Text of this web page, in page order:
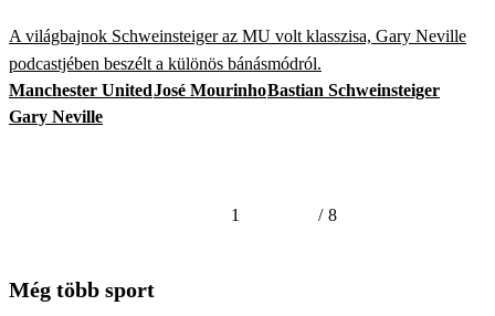
A világbajnok Schweinsteiger az MU volt klasszisa, Gary Neville
podcastjében beszélt a különös bánásmódról.
Manchester UnitedJosé MourinhoBastian Schweinsteiger
Gary Neville
1 / 8
Még több sport